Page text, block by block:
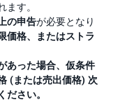
す。
の申告が必要となり
価格、またはストラ
あった場合、仮条件
(または売出価格) 次
さい。